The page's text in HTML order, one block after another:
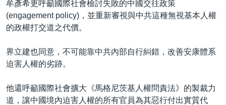
牟彥希更呼籲國際社會檢討失敗的中國交往政策
(engagement policy)，並重新審視與中共這種無視基本人權
的政權打交道之代價。
界立建也同意，不可能靠中共內部自行糾錯，改善安康體系
迫害人權的劣跡。
他還呼籲國際社會擴大《馬格尼茨基人權問責法》的製裁力
道，讓中國境內迫害人權的所有官員為其惡行付出實質代